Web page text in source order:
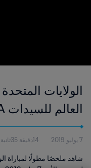
الولايات
فيديو ملخص
7 يوليو 2019 14دقيقة 35ثانية
شاهد ملخصًا مطولًا لمباراة